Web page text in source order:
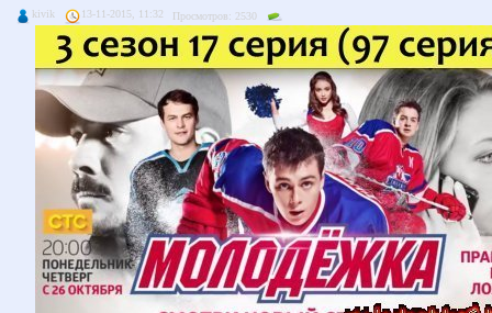
kivik 13-11-2015, 11:32 Просмотров: 2530